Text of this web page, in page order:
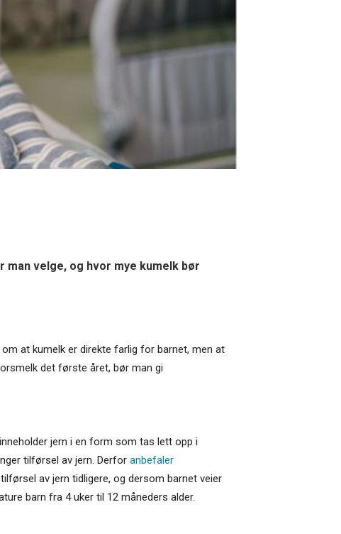
velge, og hvor mye kumelk bør
om at kumelk er direkte farlig for barnet, men at
det første året, bør man gi
jern i en form som tas lett opp i
tilførsel av jern. Derfor anbefaler
av jern tidligere, og dersom barnet veier
barn fra 4 uker til 12 måneders alder.